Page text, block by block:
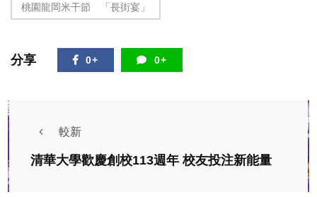
桃園龍岡米干節 「長街宴」
分享 0+ 0+
較新
清華大學歡慶創校113週年 校友投注新能量